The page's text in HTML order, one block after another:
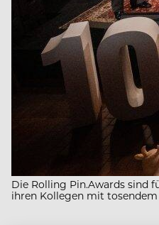
Die Rolling Pin.Awards sind
ihren Kollegen mit